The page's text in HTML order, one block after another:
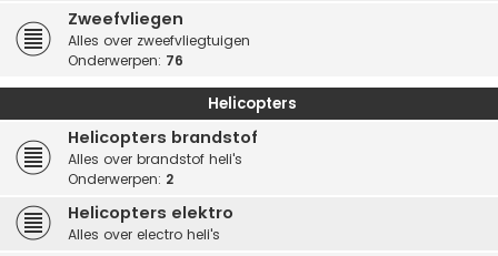
Zweefvliegen
Alles over zweefvliegtuigen
Onderwerpen: 76
Helicopters
Helicopters brandstof
Alles over brandstof heli's
Onderwerpen: 2
Helicopters elektro
Alles over electro heli's